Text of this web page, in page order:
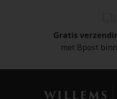
Gratis
met Bpost